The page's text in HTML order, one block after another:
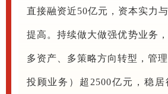
直接融资近50亿元，资本实力
提高。持续做大做强优势业务
多资产、多策略方向转型，管
投顾业务）超2500亿元，稳